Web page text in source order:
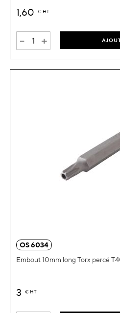
1,60 € HT
- +
OS 6034
Embout 10mm long Torx percé
3 € HT